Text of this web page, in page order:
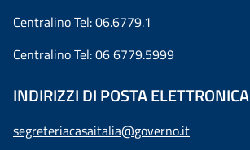
Centralino Tel: 06.6779.1
Centralino Tel: 06 6779.5999
INDIRIZZI DI POSTA ELETTRONICA
segreteriacasaitalia@governo.it